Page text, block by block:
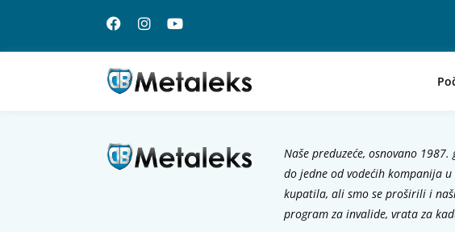
Naše preduzeće, osnovano
do jedne od vodećih kompanija
kupatila, ali smo se proširili i
program za invalide, vrata za